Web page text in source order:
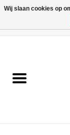
Machines
Wij slaan cookies op